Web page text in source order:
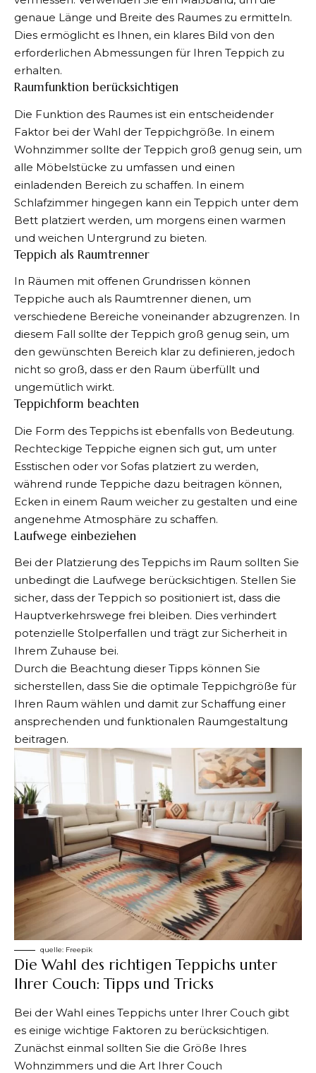
genaue Länge und Breite des Raumes zu ermitteln.
Dies ermöglicht es Ihnen, ein klares Bild von den
erforderlichen Abmessungen für Ihren Teppich zu
erhalten.
Raumfunktion berücksichtigen
Die Funktion des Raumes ist ein entscheidender
Faktor bei der Wahl der Teppichgröße. In einem
Wohnzimmer sollte der Teppich groß genug sein, um
alle Möbelstücke zu umfassen und einen
einladenden Bereich zu schaffen. In einem
Schlafzimmer hingegen kann ein Teppich unter dem
Bett platziert werden, um morgens einen warmen
und weichen Untergrund zu bieten.
Teppich als Raumtrenner
In Räumen mit offenen Grundrissen können
Teppiche auch als Raumtrenner dienen, um
verschiedene Bereiche voneinander abzugrenzen. In
diesem Fall sollte der Teppich groß genug sein, um
den gewünschten Bereich klar zu definieren, jedoch
nicht so groß, dass er den Raum überfüllt und
ungemütlich wirkt.
Teppichform beachten
Die Form des Teppichs ist ebenfalls von Bedeutung.
Rechteckige Teppiche eignen sich gut, um unter
Esstischen oder vor Sofas platziert zu werden,
während runde Teppiche dazu beitragen können,
Ecken in einem Raum weicher zu gestalten und eine
angenehme Atmosphäre zu schaffen.
Laufwege einbeziehen
Bei der Platzierung des Teppichs im Raum sollten Sie
unbedingt die Laufwege berücksichtigen. Stellen Sie
sicher, dass der Teppich so positioniert ist, dass die
Hauptverkehrswege frei bleiben. Dies verhindert
potenzielle Stolperfallen und trägt zur Sicherheit in
Ihrem Zuhause bei.
Durch die Beachtung dieser Tipps können Sie
sicherstellen, dass Sie die optimale Teppichgröße für
Ihren Raum wählen und damit zur Schaffung einer
ansprechenden und funktionalen Raumgestaltung
beitragen.
quelle: Freepik
Die Wahl des richtigen Teppichs unter
Ihrer Couch: Tipps und Tricks
Bei der Wahl eines Teppichs unter Ihrer Couch gibt
es einige wichtige Faktoren zu berücksichtigen.
Zunächst einmal sollten Sie die Größe Ihres
Wohnzimmers und die Art Ihrer Couch